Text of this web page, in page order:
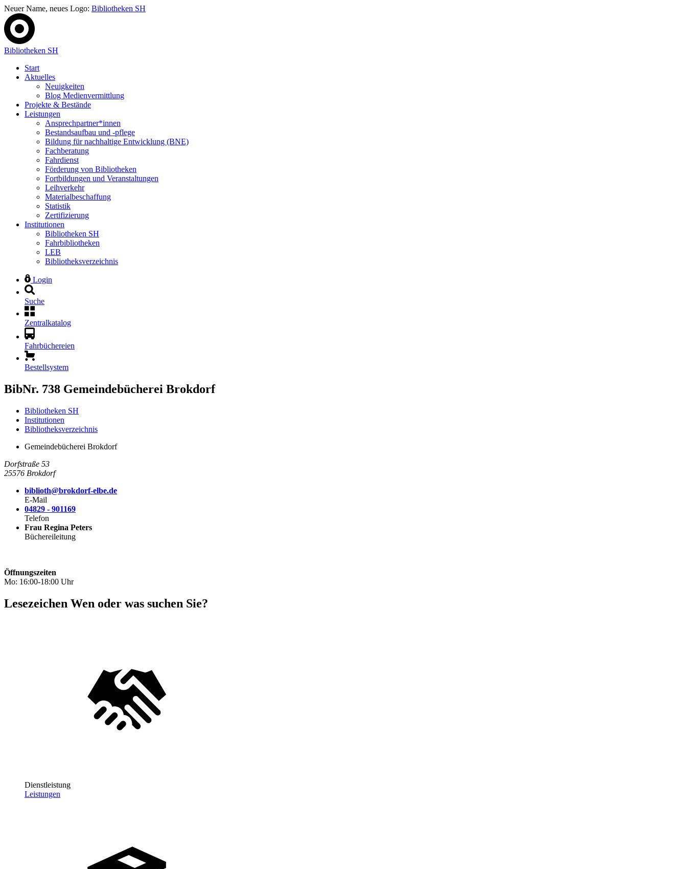
Neuer Name, neues Logo: Bibliotheken SH
Bibliotheken SH
Start
Aktuelles
Neuigkeiten
Blog Medienvermittlung
Projekte & Bestände
Leistungen
Ansprechpartner*innen
Bestandsaufbau und -pflege
Bildung für nachhaltige Entwicklung (BNE)
Fachberatung
Fahrdienst
Förderung von Bibliotheken
Fortbildungen und Veranstaltungen
Leihverkehr
Materialbeschaffung
Statistik
Zertifizierung
Institutionen
Bibliotheken SH
Fahrbibliotheken
LEB
Bibliotheksverzeichnis
Login
Suche
Zentralkatalog
Fahrbüchereien
Bestellsystem
BibNr. 738 Gemeindebücherei Brokdorf
Bibliotheken SH
Institutionen
Bibliotheksverzeichnis
Gemeindebücherei Brokdorf
Dorfstraße 53
25576 Brokdorf
biblioth@brokdorf-elbe.de
E-Mail
04829 - 901169
Telefon
Frau Regina Peters
Büchereileitung
Öffnungszeiten
Mo: 16:00-18:00 Uhr
Lesezeichen Wen oder was suchen Sie?
Dienstleistung
Leistungen